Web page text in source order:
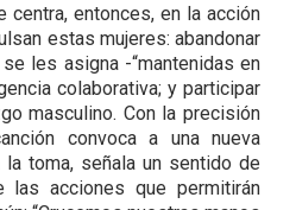
centra, entonces, en la acción
estas mujeres: abandonar
les asigna -“mantenidas en
colaborativa; y participar
masculino. Con la precisión
convoca a una nueva
la toma, señala un sentido de
las acciones que permitirán